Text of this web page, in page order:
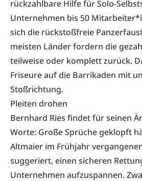
rückzahlbare Hilfe für Solo-
Unternehmen bis 50
sich die rückstoßfreie
meisten Länder fordern die
teilweise oder komplett zurück.
Friseure auf die Barrikaden mit
Stoßrichtung.
Pleiten drohen
Bernhard Ries findet für seinen
Worte: Große Sprüche geklopft
Altmaier im Frühjahr
suggeriert, einen sicheren
Unternehmen aufzuspannen.